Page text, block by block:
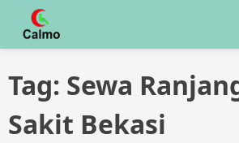
Skip
content
Tag: Sewa
Sakit Bekasi